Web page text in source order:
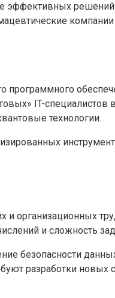
эффективных
компании
IT-специалистов
технологии.
и организационных
и сложность
безопасности
разработки новых